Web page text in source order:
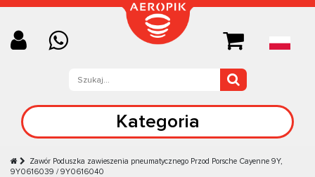
Kategoria
Zawór Poduszka zawieszenia pneumatycznego Przod Porsche Cayenne 9Y,
9Y0616039 / 9Y0616040